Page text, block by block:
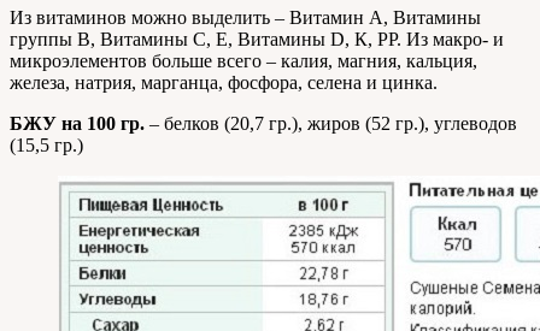
Из витаминов можно выделить – Витамин А, Витамины
группы В, Витамины С, Е, Витамины D, К, РР. Из макро- и
микроэлементов больше всего – калия, магния, кальция,
железа, натрия, марганца, фосфора, селена и цинка.
БЖУ на 100 гр. – белков (20,7 гр.), жиров (52 гр.), углеводов
(15,5 гр.)